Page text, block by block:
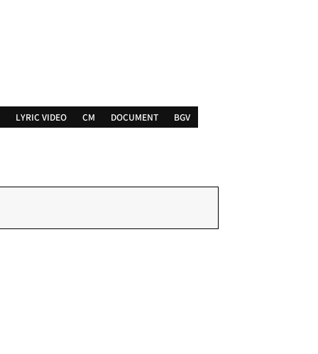
LYRIC VIDEO CM DOCUMENT BGV